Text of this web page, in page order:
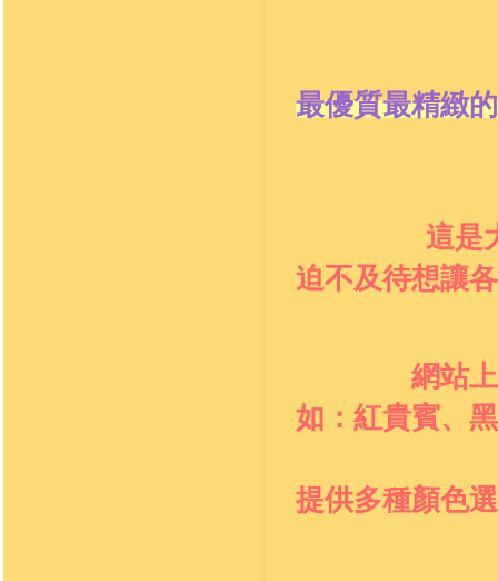
最優質最精緻
這是
迫不及待想讓
網站
如： 紅貴賓、
提供多種顏色